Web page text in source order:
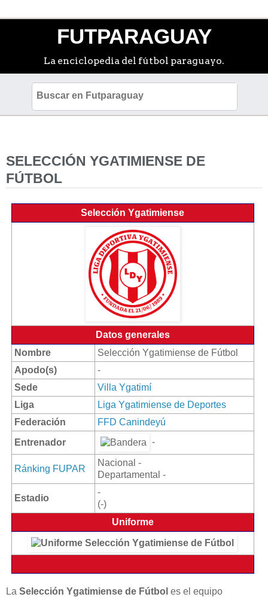
FUTPARAGUAY
La enciclopedia del fútbol paraguayo.
SELECCIÓN YGATIMIENSE DE
FÚTBOL
Selección Ygatimiense
Datos generales
Nombre
Selección Ygatimiense de Fútbol
Apodo(s)
-
Sede
Villa Ygatimí
Liga
Liga Ygatimiense de Deportes
Federación
FFD Canindeyú
Entrenador
-
Ránking FUPAR
Nacional -
Departamental -
Estadio
-
(-)
Uniforme
La Selección Ygatimiense de Fútbol es el equipo